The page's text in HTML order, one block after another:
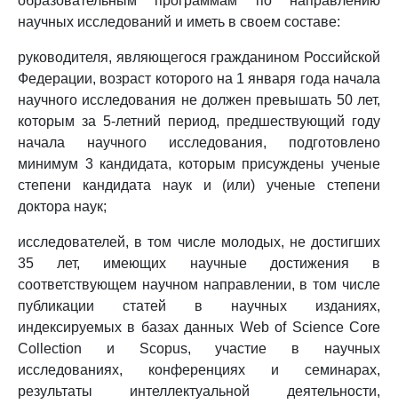
научных исследований и иметь в своем составе:
руководителя, являющегося гражданином Российской
Федерации, возраст которого на 1 января года начала
научного исследования не должен превышать 50 лет,
которым за 5-летний период, предшествующий году
начала научного исследования, подготовлено
минимум 3 кандидата, которым присуждены ученые
степени кандидата наук и (или) ученые степени
доктора наук;
исследователей, в том числе молодых, не достигших
35 лет, имеющих научные достижения в
соответствующем научном направлении, в том числе
публикации статей в научных изданиях,
индексируемых в базах данных Web of Science Core
Collection и Scopus, участие в научных
исследованиях, конференциях и семинарах,
результаты интеллектуальной деятельности,